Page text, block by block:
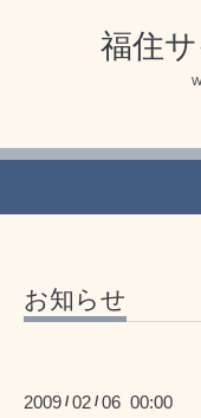
福住
お知らせ
2009 /02 /06 00:00